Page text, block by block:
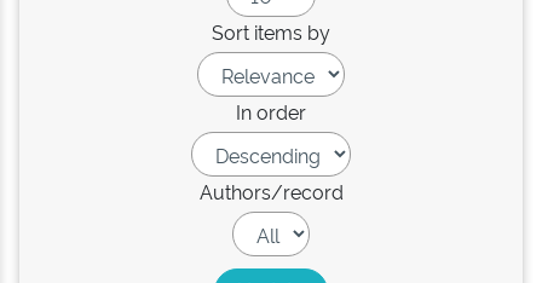
Sort items by
In order
Authors/record